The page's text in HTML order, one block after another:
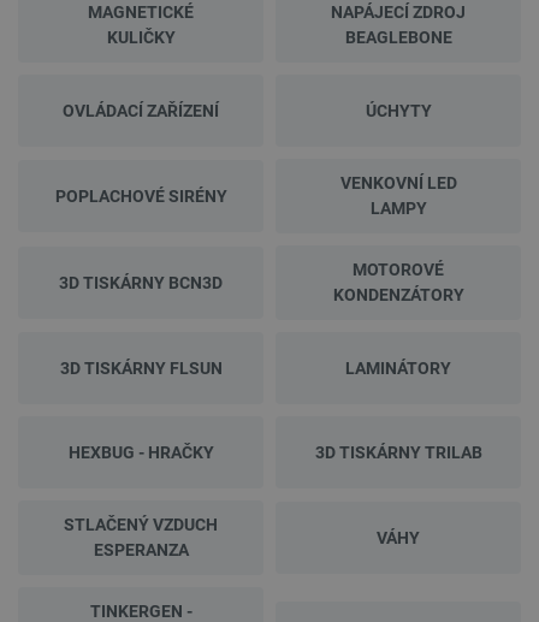
MAGNETICKÉ
KULIČKY
NAPÁJECÍ ZDROJ
BEAGLEBONE
OVLÁDACÍ ZAŘÍZENÍ ÚCHYTY
POPLACHOVÉ SIRÉNY
VENKOVNÍ LED
LAMPY
3D TISKÁRNY BCN3D
MOTOROVÉ
KONDENZÁTORY
3D TISKÁRNY FLSUN LAMINÁTORY
HEXBUG - HRAČKY 3D TISKÁRNY TRILAB
STLAČENÝ VZDUCH
ESPERANZA
VÁHY
TINKERGEN -